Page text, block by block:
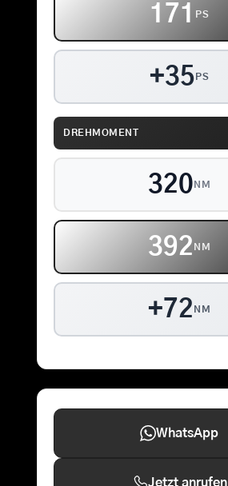
171 PS
+35 PS
DREHMOMENT
320 NM
392 NM
+72 NM
WhatsApp
Jetzt anrufen